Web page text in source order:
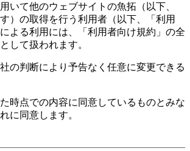
いて他のウェブサイトの魚拓（以下、
）の取得を行う利用者（以下、「利用
よる利用には、「利用者向け規約」の全
して扱われます。
の判断により予告なく任意に変更できる
時点での内容に同意しているものとみな
に同意します。